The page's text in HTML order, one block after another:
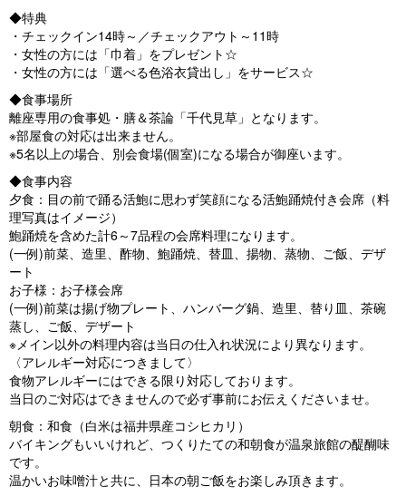
◆特典
・チェックイン14時～／チェックアウト～11時
・女性の方には「巾着」をプレゼント☆
・女性の方には「選べる色浴衣貸出し」をサービス☆
◆食事場所
離座専用の食事処・膳＆茶論「千代見草」となります。
※部屋食の対応は出来ません。
※5名以上の場合、別会食場(個室)になる場合が御座います。
◆食事内容
夕食：目の前で踊る活鮑に思わず笑顔になる活鮑踊焼付き会席（料
理写真はイメージ）
鮑踊焼を含めた計6～7品程の会席料理になります。
(一例)前菜、造里、酢物、鮑踊焼、替皿、揚物、蒸物、ご飯、デザ
ート
お子様：お子様会席
(一例)前菜は揚げ物プレート、ハンバーグ鍋、造里、替り皿、茶碗
蒸し、ご飯、デザート
※メイン以外の料理内容は当日の仕入れ状況により異なります。
〈アレルギー対応につきまして〉
食物アレルギーにはできる限り対応しております。
当日のご対応はできませんので必ず事前にお伝えくださいませ。
朝食：和食（白米は福井県産コシヒカリ）
バイキングもいいけれど、つくりたての和朝食が温泉旅館の醍醐味
です。
温かいお味噌汁と共に、日本の朝ご飯をお楽しみ頂きます。